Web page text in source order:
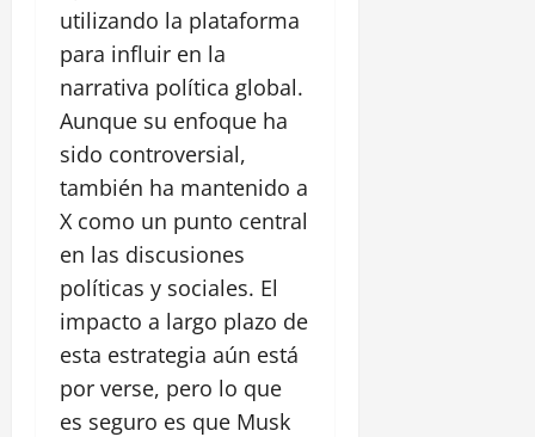
utilizando la plataforma
para influir en la
narrativa política global.
Aunque su enfoque ha
sido controversial,
también ha mantenido a
X como un punto central
en las discusiones
políticas y sociales. El
impacto a largo plazo de
esta estrategia aún está
por verse, pero lo que
es seguro es que Musk